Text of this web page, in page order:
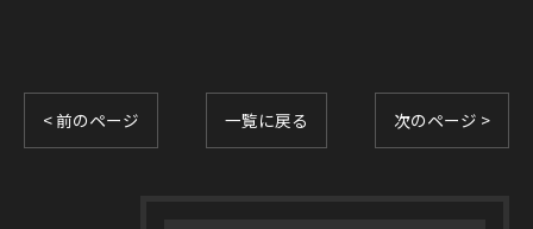
< 前のページ 一覧に戻る 次のページ >